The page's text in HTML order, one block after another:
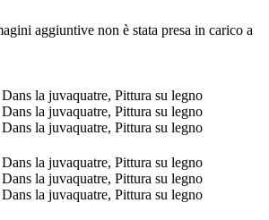
aggiuntive non è stata presa in carico a